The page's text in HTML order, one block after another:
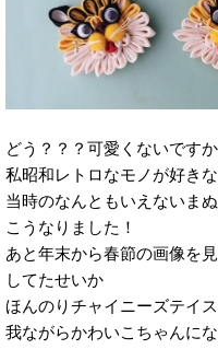
どう？？？可愛くないです
私昭和レトロなモノが好き
当時のなんともいえないま
こうなりました！
あと年末から春節の画像を
してたせいか
ほんのりチャイニーズテイ
我ながらかわいこちゃんに